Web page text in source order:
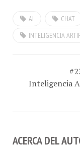
AI CHAT
INTELIGENCIA
Inteligencia
ACERCA DEL